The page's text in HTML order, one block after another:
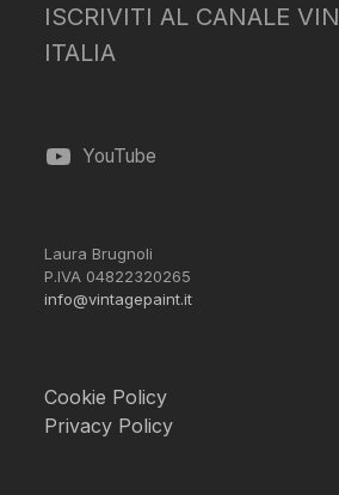
ISCRIVITI AL CANALE
ITALIA
YouTube
Laura Brugnoli
P.IVA 04822320265
info@vintagepaint.it
Cookie Policy
Privacy Policy